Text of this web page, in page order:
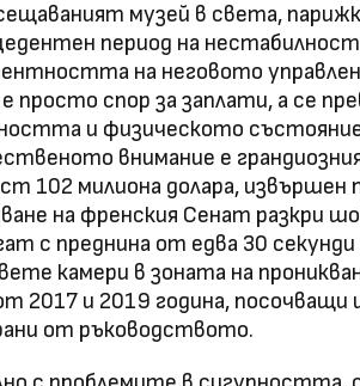
музей в света,
период на
на неговото
просто спор за заплати, а се
и физическото
внимание е
102 милиона долара,
на френския Сенат разкри
с преднина от едва 30
камери в зоната на
2017 и 2019 година, посочващи
от ръководството.